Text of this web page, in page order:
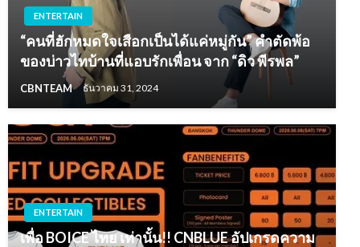
ENTERTAIN
“คนที่ฮักหมดใจเสือกเป็นได้แค่หมู่กัน” คำตัดพ้อ
ของบ่าวไทบ้านที่แอบรักเพื่อน จาก “ดิว พีรพล”
CBNTEAM ธันวาคม 31, 2024
ENTERTAIN
เพื่อ BOICE ไทย เท่านั้น!! CNBLUE อัปเกรดความ